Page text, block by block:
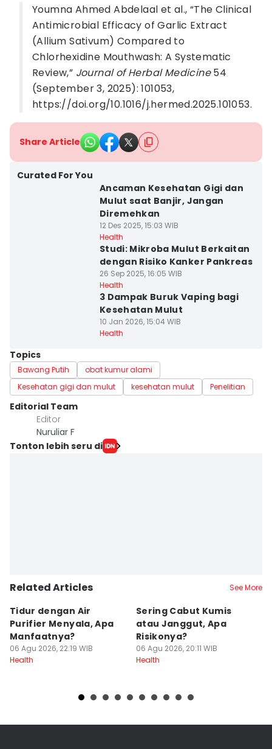
Youmna Ahmed Abdelaal et al., “The Clinical
Antimicrobial Efficacy of Garlic Extract
(Allium Sativum) Compared to
Chlorhexidine Mouthwash: A Systematic
Review,” Journal of Herbal Medicine54
(September 3, 2025): 101053,
https://doi.org/10.1016/j.hermed.2025.101053.
Share Article
Curated For You
Ancaman Kesehatan Gigi dan
Mulut saat Banjir, Jangan
Diremehkan
12 Des 2025, 15:03 WIB
Health
Studi: Mikroba Mulut Berkaitan
dengan Risiko Kanker Pankreas
26 Sep 2025, 16:05 WIB
Health
3 Dampak Buruk Vaping bagi
Kesehatan Mulut
10 Jan 2026, 15:04 WIB
Health
Topics
Bawang Putih
obat kumur alami
Kesehatan gigi dan mulut
kesehatan mulut Penelitian
Editorial Team
Editor
Nuruliar F
Tonton lebih seru di
Related Articles See More
Tidur dengan Air
Purifier Menyala, Apa
Manfaatnya?
06 Agu 2026, 22:19 WIB
Health
Sering Cabut Kumis
atau Janggut, Apa
Risikonya?
06 Agu 2026, 20:11 WIB
Health